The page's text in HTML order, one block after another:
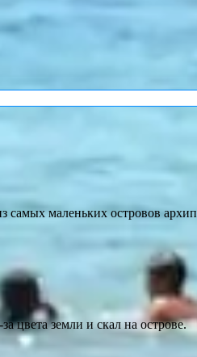
маленьких островов
цвета земли и скал на острове.